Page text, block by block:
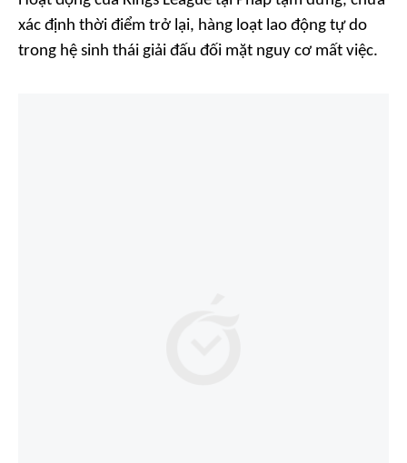
xác định thời điểm trở lại, hàng loạt lao động tự do
trong hệ sinh thái giải đấu đối mặt nguy cơ mất việc.